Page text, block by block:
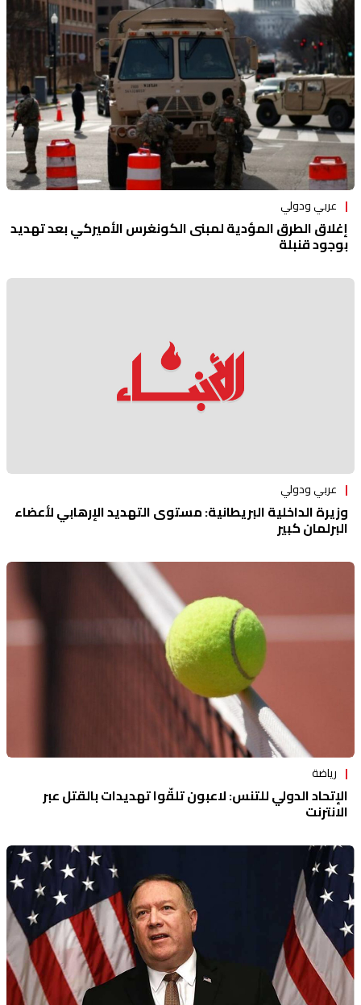
عربي ودولي
إغلاق الطرق المؤدية لمبنى الكونغرس الأميركي بعد تهديد
بوجود قنبلة
عربي ودولي
وزيرة الداخلية البريطانية: مستوى التهديد الإرهابي لأعضاء
البرلمان كبير
رياضة
الإتحاد الدولي للتنس: لاعبون تلقّوا تهديدات بالقتل عبر
الانترنت